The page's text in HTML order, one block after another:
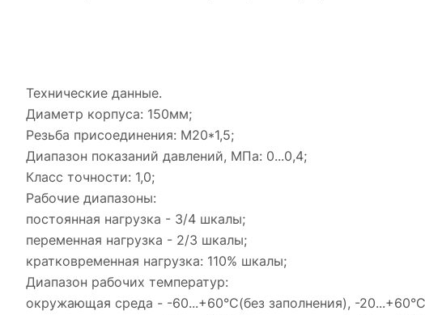
Технические данные.
Диаметр корпуса: 150мм;
Резьба присоединения: М20*1,5;
Диапазон показаний давлений, МПа: 0...0,4;
Класс точности: 1,0;
Рабочие диапазоны:
постоянная нагрузка - 3/4 шкалы;
переменная нагрузка - 2/3 шкалы;
кратковременная нагрузка: 110% шкалы;
Диапазон рабочих температур:
окружающая среда - -60...+60°С(без заполнения), -